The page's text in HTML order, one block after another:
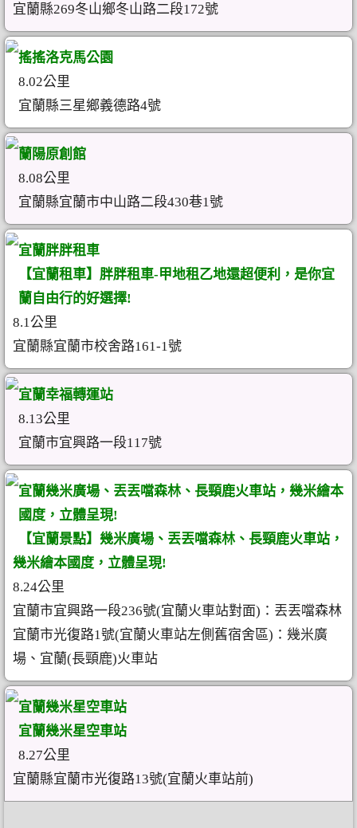
宜蘭縣269冬山鄉冬山路二段172號
搖搖洛克馬公園
8.02公里
宜蘭縣三星鄉義德路4號
蘭陽原創館
8.08公里
宜蘭縣宜蘭市中山路二段430巷1號
宜蘭胖胖租車
【宜蘭租車】胖胖租車-甲地租乙地還超便利，是你宜
蘭自由行的好選擇!
8.1公里
宜蘭縣宜蘭市校舍路161-1號
宜蘭幸福轉運站
8.13公里
宜蘭市宜興路一段117號
宜蘭幾米廣場、丟丟噹森林、長頸鹿火車站，幾米繪本
國度，立體呈現!
【宜蘭景點】幾米廣場、丟丟噹森林、長頸鹿火車站，
幾米繪本國度，立體呈現!
8.24公里
宜蘭市宜興路一段236號(宜蘭火車站對面)：丟丟噹森林
宜蘭市光復路1號(宜蘭火車站左側舊宿舍區)：幾米廣
場、宜蘭(長頸鹿)火車站
宜蘭幾米星空車站
宜蘭幾米星空車站
8.27公里
宜蘭縣宜蘭市光復路13號(宜蘭火車站前)